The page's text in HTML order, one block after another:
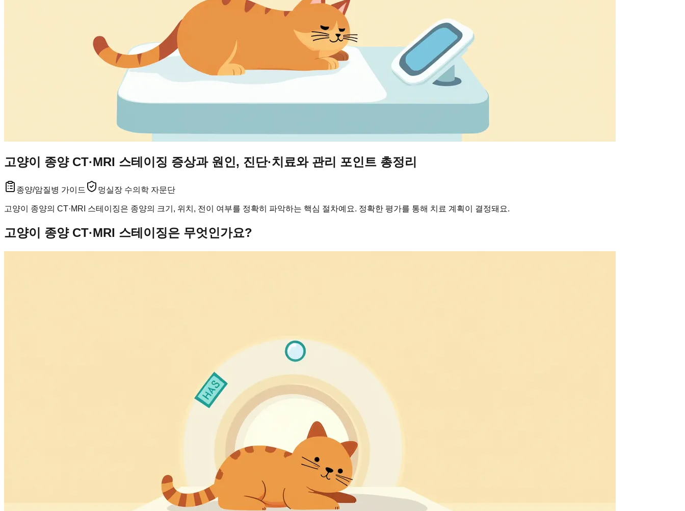
고양이 종양 CT·MRI 스테이징 증상과 원인, 진단·치료와 관리 포인트 총정리
종양/암질병 가이드 멍실장 수의학 자문단
고양이 종양의 CT·MRI 스테이징은 종양의 크기, 위치, 전이 여부를 정확히 파악하는 핵심 절차예요. 정확한 평가를 통해 치료 계획이 결정돼요.
고양이 종양 CT·MRI 스테이징은 무엇인가요?